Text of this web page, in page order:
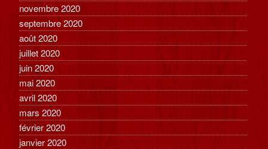
novembre 2020
septembre 2020
août 2020
juillet 2020
juin 2020
mai 2020
avril 2020
mars 2020
février 2020
janvier 2020